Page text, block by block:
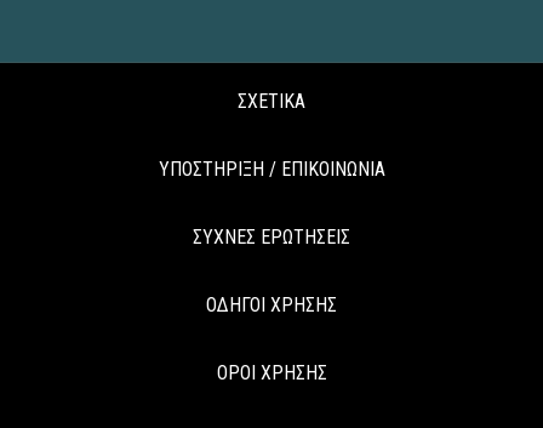
ΣΧΕΤΙΚΑ
ΥΠΟΣΤΗΡΙΞΗ / ΕΠΙΚΟΙΝΩΝΙΑ
ΣΥΧΝΕΣ ΕΡΩΤΗΣΕΙΣ
ΟΔΗΓΟΙ ΧΡΗΣΗΣ
ΟΡΟΙ ΧΡΗΣΗΣ